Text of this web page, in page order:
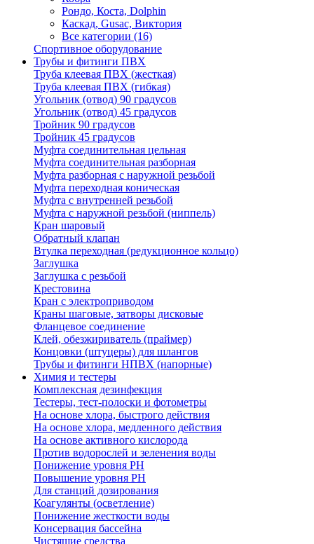
Рондо, Коста, Dolphin
Каскад, Gusac, Виктория
Все категории (16)
Спортивное оборудование
Трубы и фитинги ПВХ
Труба клеевая ПВХ (жесткая)
Труба клеевая ПВХ (гибкая)
Угольник (отвод) 90 градусов
Угольник (отвод) 45 градусов
Тройник 90 градусов
Тройник 45 градусов
Муфта соединительная цельная
Муфта соединительная разборная
Муфта разборная с наружной резьбой
Муфта переходная коническая
Муфта с внутренней резьбой
Муфта с наружной резьбой (ниппель)
Кран шаровый
Обратный клапан
Втулка переходная (редукционное кольцо)
Заглушка
Заглушка с резьбой
Крестовина
Кран с электроприводом
Краны шаговые, затворы дисковые
Фланцевое соединение
Клей, обезжириватель (праймер)
Концовки (штуцеры) для шлангов
Трубы и фитинги НПВХ (напорные)
Химия и тестеры
Комплексная дезинфекция
Тестеры, тест-полоски и фотометры
На основе хлора, быстрого действия
На основе хлора, медленного действия
На основе активного кислорода
Против водорослей и зеленения воды
Понижение уровня РН
Повышение уровня РН
Для станций дозирования
Коагулянты (осветление)
Понижение жесткости воды
Консервация бассейна
Чистящие средства